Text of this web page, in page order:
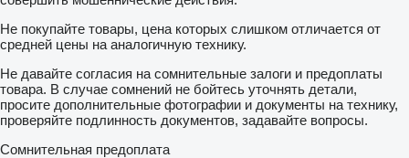
Не покупайте товары, цена которых слишком отличается от
средней цены на аналогичную технику.
Не давайте согласия на сомнительные залоги и предоплаты
товара. В случае сомнений не бойтесь уточнять детали,
просите дополнительные фотографии и документы на технику,
проверяйте подлинность документов, задавайте вопросы.
Сомнительная предоплата